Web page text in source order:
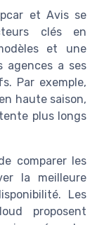
et Avis se
clés en
et une
agences a ses
Par exemple,
haute saison,
plus longs
comparer les
la meilleure
Les
proposent